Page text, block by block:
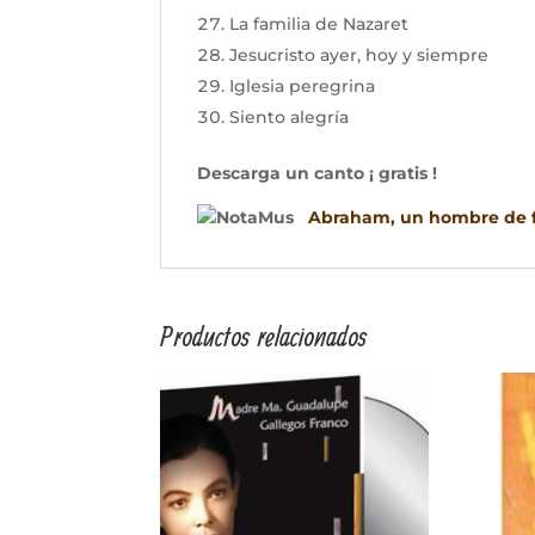
La familia de Nazaret
Jesucristo ayer, hoy y siempre
Iglesia peregrina
Siento alegría
Descarga un canto¡ gratis !
Abraham, un hombre de
Productos relacionados